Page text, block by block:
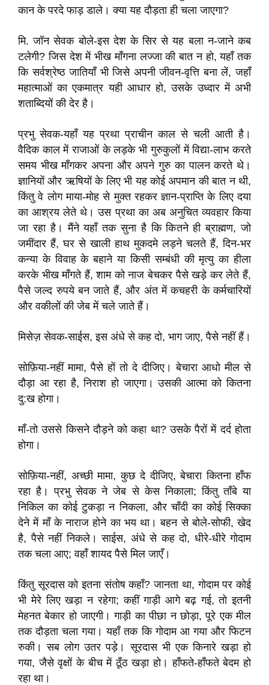
कान के परदे फाड़ डाले। क्या यह दौड़ता ही चला जाएगा?
मि. जॉन सेवक बोले-इस देश के सिर से यह बला न-जाने कब
टलेगी? जिस देश में भीख माँगना लज्जा की बात न हो, यहाँ तक
कि सर्वश्रेष्ठ जातियाँ भी जिसे अपनी जीवन-वृत्ति बना लें, जहाँ
महात्माओं का एकमात्र यही आधार हो, उसके उध्दार में अभी
शताब्दियों की देर है।
प्रभु सेवक-यहाँ यह प्रथा प्राचीन काल से चली आती है।
वैदिक काल में राजाओं के लड़के भी गुरुकुलों में विद्या-लाभ करते
समय भीख माँगकर अपना और अपने गुरु का पालन करते थे।
ज्ञानियों और ऋषियों के लिए भी यह कोई अपमान की बात न थी,
किंतु वे लोग माया-मोह से मुक्त रहकर ज्ञान-प्राप्ति के लिए दया
का आश्रय लेते थे। उस प्रथा का अब अनुचित व्यवहार किया
जा रहा है। मैंने यहाँ तक सुना है कि कितने ही ब्राह्मण, जो
जमींदार हैं, घर से खाली हाथ मुकदमे लड़ने चलते हैं, दिन-भर
कन्या के विवाह के बहाने या किसी सम्बंधी की मृत्यु का हीला
करके भीख माँगते हैं, शाम को नाज बेचकर पैसे खड़े कर लेते हैं,
पैसे जल्द रुपये बन जाते हैं, और अंत में कचहरी के कर्मचारियों
और वकीलों की जेब में चले जाते हैं।
मिसेज़ सेवक-साईस, इस अंधे से कह दो, भाग जाए, पैसे नहीं हैं।
सोफ़िया-नहीं मामा, पैसे हों तो दे दीजिए। बेचारा आधो मील से
दौड़ा आ रहा है, निराश हो जाएगा। उसकी आत्मा को कितना
दु:ख होगा।
माँ-तो उससे किसने दौड़ने को कहा था? उसके पैरों में दर्द होता
होगा।
सोफ़िया-नहीं, अच्छी मामा, कुछ दे दीजिए, बेचारा कितना हाँफ
रहा है। प्रभु सेवक ने जेब से केस निकाला; किंतु ताँबे या
निकिल का कोई टुकड़ा न निकला, और चाँदी का कोई सिक्का
देने में माँ के नाराज होने का भय था। बहन से बोले-सोफी, खेद
है, पैसे नहीं निकले। साईस, अंधे से कह दो, धीरे-धीरे गोदाम
तक चला आए; वहाँ शायद पैसे मिल जाएँ।
किंतु सूरदास को इतना संतोष कहाँ? जानता था, गोदाम पर कोई
भी मेरे लिए खड़ा न रहेगा; कहीं गाड़ी आगे बढ़ गई, तो इतनी
मेहनत बेकार हो जाएगी। गाड़ी का पीछा न छोड़ा, पूरे एक मील
तक दौड़ता चला गया। यहाँ तक कि गोदाम आ गया और फिटन
रुकी। सब लोग उतर पड़े। सूरदास भी एक किनारे खड़ा हो
गया, जैसे वृक्षों के बीच में ठूँठ खड़ा हो। हाँफते-हाँफते बेदम हो
रहा था।